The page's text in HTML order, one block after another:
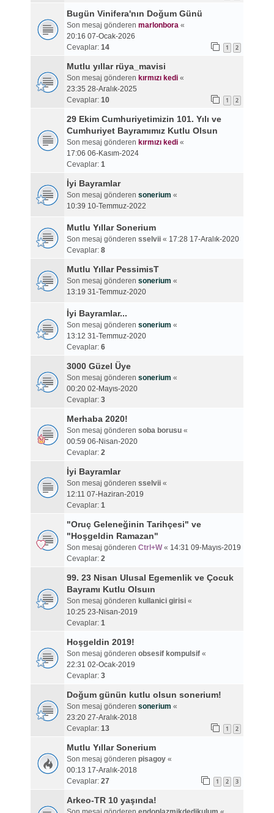
Bugün Vinifera'nın Doğum Günü
Son mesaj gönderen marlonbora«
20:16 07-Ocak-2026
Cevaplar: 14 1 2
Mutlu yıllar rüya_mavisi
Son mesaj gönderen kırmızı kedi«
23:35 28-Aralık-2025
Cevaplar: 10 1 2
29 Ekim Cumhuriyetimizin 101. Yılı ve
Cumhuriyet Bayramımız Kutlu Olsun
Son mesaj gönderen kırmızı kedi«
17:06 06-Kasım-2024
Cevaplar: 1
İyi Bayramlar
Son mesaj gönderen sonerium «
10:39 10-Temmuz-2022
Mutlu Yıllar Sonerium
Son mesaj gönderen sselvii« 17:28 17-Aralık-2020
Cevaplar: 8
Mutlu Yıllar PessimisT
Son mesaj gönderen sonerium «
13:19 31-Temmuz-2020
İyi Bayramlar...
Son mesaj gönderen sonerium «
13:12 31-Temmuz-2020
Cevaplar: 6
3000 Güzel Üye
Son mesaj gönderen sonerium «
00:20 02-Mayıs-2020
Cevaplar: 3
Merhaba 2020!
Son mesaj gönderen soba borusu«
00:59 06-Nisan-2020
Cevaplar: 2
İyi Bayramlar
Son mesaj gönderen sselvii«
12:11 07-Haziran-2019
Cevaplar: 1
"Oruç Geleneğinin Tarihçesi" ve
"Hoşgeldin Ramazan"
Son mesaj gönderen Ctrl+W« 14:31 09-Mayıs-2019
Cevaplar: 2
99. 23 Nisan Ulusal Egemenlik ve Çocuk
Bayramı Kutlu Olsuın
Son mesaj gönderen kullanici girisi«
10:25 23-Nisan-2019
Cevaplar: 1
Hoşgeldin 2019!
Son mesaj gönderen obsesif kompulsif«
22:31 02-Ocak-2019
Cevaplar: 3
Doğum günün kutlu olsun sonerium!
Son mesaj gönderen sonerium «
23:20 27-Aralık-2018
Cevaplar: 13 1 2
Mutlu Yıllar Sonerium
Son mesaj gönderen pisagoy«
00:13 17-Aralık-2018
Cevaplar: 27 1 2 3
Arkeo-TR 10 yaşında!